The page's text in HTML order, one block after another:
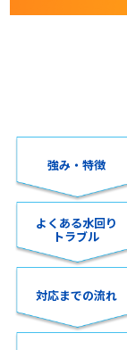
強み・特徴
よくある水回り
トラブル
対応までの流れ